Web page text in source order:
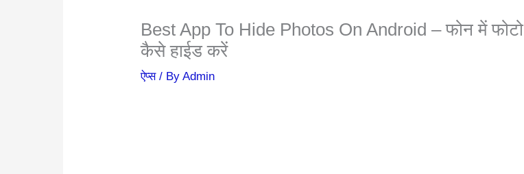
Best App To Hide Photos On Android – फोन में फोटो
कैसे हाईड करें
ऐप्स/ ByAdmin